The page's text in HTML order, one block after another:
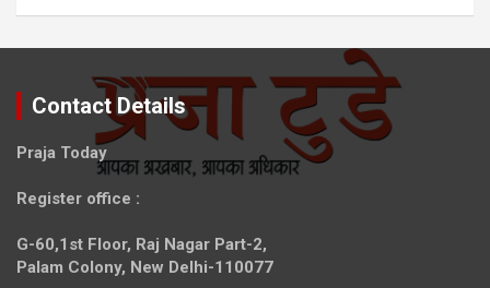
Contact Details
Praja Today
Register office :
G-60,1st Floor, Raj Nagar Part-2,
Palam Colony, New Delhi-110077